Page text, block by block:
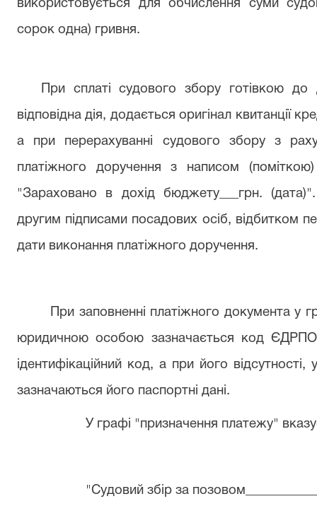
використовується для обчислення суми
сорок одна) гривня.
При сплаті судового збору готівкою
відповідна дія, додається оригінал квитанції
а при перерахуванні судового збору з
платіжного доручення з написом
"Зараховано в дохід бюджету___грн.
другим підписами посадових осіб, відбитком
дати виконання платіжного доручення.
При заповненні платіжного документа у
юридичною особою зазначається код
ідентифікаційний код, а при його
зазначаються його паспортні дані.
У графі "призначення платежу"
"Судовий збір за